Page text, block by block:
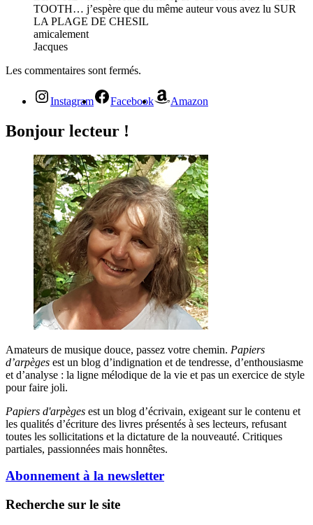
TOOTH… j’espère que du même auteur vous avez lu SUR
LA PLAGE DE CHESIL
amicalement
Jacques
Les commentaires sont fermés.
Instagram Facebook Amazon
Bonjour lecteur !
Amateurs de musique douce, passez votre chemin. Papiers
d’arpèges est un blog d’indignation et de tendresse, d’enthousiasme
et d’analyse : la ligne mélodique de la vie et pas un exercice de style
pour faire joli.
Papiers d'arpèges est un blog d’écrivain, exigeant sur le contenu et
les qualités d’écriture des livres présentés à ses lecteurs, refusant
toutes les sollicitations et la dictature de la nouveauté. Critiques
partiales, passionnées mais honnêtes.
Abonnement à la newsletter
Recherche sur le site